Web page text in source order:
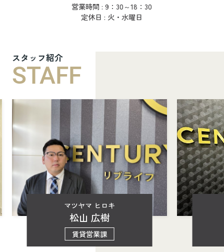
営業時間 : 9：30～18：30
定休日 : 火・水曜日
スタッフ紹介
STAFF
マツヤマ ヒロキ
松山 広樹
賃貸営業課